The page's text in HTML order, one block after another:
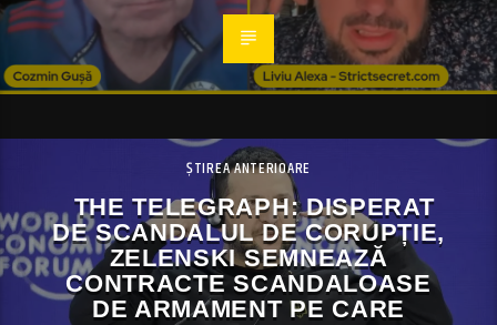
ȘTIREA ANTERIOARE
THE TELEGRAPH: DISPERAT
DE SCANDALUL DE CORUPȚIE,
ZELENSKI SEMNEAZĂ
CONTRACTE SCANDALOASE
DE ARMAMENT PE CARE